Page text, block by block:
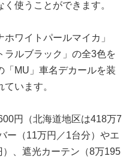
使うことができます。
ワイトパールマイカ」
ラルブラック」の全3色を
「MU」車名デカールを装
います。
円（北海道地区は418万7
ー（11万円／1台分）やエ
、遮光カーテン（8万195